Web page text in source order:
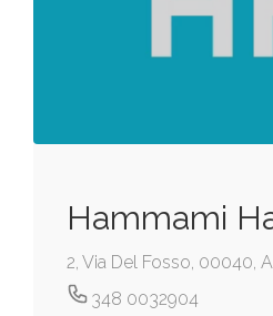
Hammami
2, Via Del Fosso, 00040,
348 0032904